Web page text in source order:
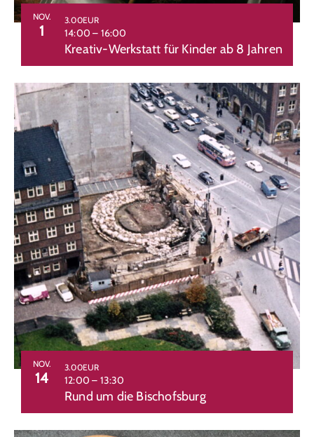
NOV.
1
Kreativ-Werkstatt für Kinder ab 8 Jahren
14:00– 16:00
3.00EUR
NOV.
14
Rund um die Bischofsburg
12:00– 13:30
3.00EUR